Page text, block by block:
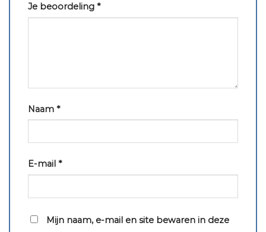
Je beoordeling *
Naam *
E-mail *
Mijn naam, e-mail en site bewaren in deze